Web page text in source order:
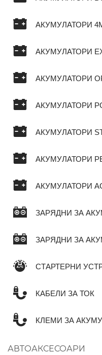
АКУМУЛАТОРИ
АКУМУЛАТОРИ
АКУМУЛАТОРИ
АКУМУЛАТОРИ
АКУМУЛАТОРИ
АКУМУЛАТОРИ
АКУМУЛАТОРИ
ЗАРЯДНИ ЗА
ЗАРЯДНИ ЗА
СТАРТЕРНИ
КАБЕЛИ ЗА ТОК
КЛЕМИ ЗА
АВТОАКСЕСОАРИ